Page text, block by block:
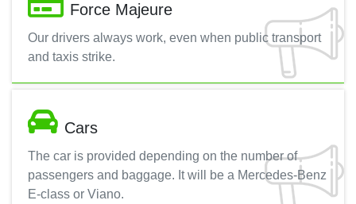
Force Majeure
Our drivers always work, even when public transport
and taxis strike.
Cars
The car is provided depending on the number of
passengers and baggage. It will be a Mercedes-Benz
E-class or Viano.